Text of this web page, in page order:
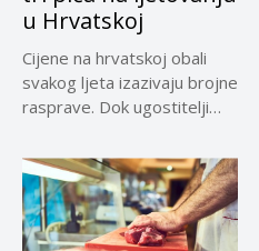
u Hrvatskoj
Cijene na hrvatskoj obali
svakog ljeta izazivaju brojne
rasprave. Dok ugostitelji